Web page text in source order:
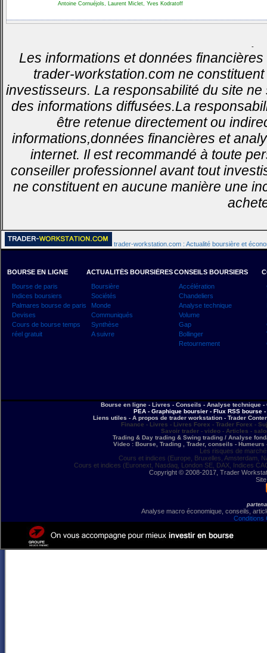
Antoine Cornuéjols, Laurent Miclet, Yves Kodratoff
-
Les informations et données
trader-workstation.com ne
investisseurs. La responsabilité du site
des informations diffusées.La
être retenue directement ou
informations,données financières et
internet. Il est recommandé à toute
conseiller professionnel avant tout
ne constituent en aucune manière une
trader-workstation.com : Actualité boursière et
BOURSE EN LIGNE
Bourse de paris
Indices boursiers
Palmares bourse de paris
Devises
Cours de bourse temps
réel gratuit
ACTUALITÉS BOURSIÈRES
Boursière
Sociétés
Monde
Communiqués
Synthèse
A suivre
CONSEILS BOURSIERS
Accélération
Chandeliers
Analyse technique
Volume
Gap
Bollinger
Retournement
Bourse en ligne - Livres - Conseils - Analyse technique
PEA - Graphique boursier - Flux RSS bourse
Liens utiles - A propos de trader workstation - Trader
Finance - Livres - Livres Forex - Trader Forex -
Savoir trader - video - Articles -
Trading & Day trading & Swing trading / Analyse
Video : Bourse, Trading , Trader, conseils -
Les risques de
Cours et indices (Europe, Bruxelles, Amsterdam,
Cours et indices (Euronext, Nasdaq, London SE, DAX, Indices
Copyright © 2008-2017, Trader
Analyse macro économique, conseils,
Conditions